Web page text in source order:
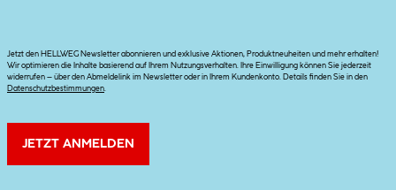
Jetzt den HELLWEG Newsletter abonnieren und exklusive Aktionen, Produktneuheiten und mehr erhalten!
Wir optimieren die Inhalte basierend auf Ihrem Nutzungsverhalten. Ihre Einwilligung können Sie jederzeit
widerrufen – über den Abmeldelink im Newsletter oder in Ihrem Kundenkonto. Details finden Sie in den
Datenschutzbestimmungen
JETZT ANMELDEN